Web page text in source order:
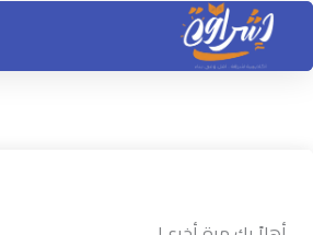
تخطي
المحتوى